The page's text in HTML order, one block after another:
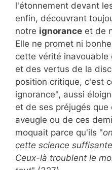
l'étonnement devant
enfin, découvrant
notre ignorance et de
Elle ne promet ni
cette vérité inavouable
et des vertus de la
position critique, c'est
ignorance", aussi
et de ses préjugés que
aveugle ou de ces
moquait parce qu'ils "
cette science
Ceux-là troublent le